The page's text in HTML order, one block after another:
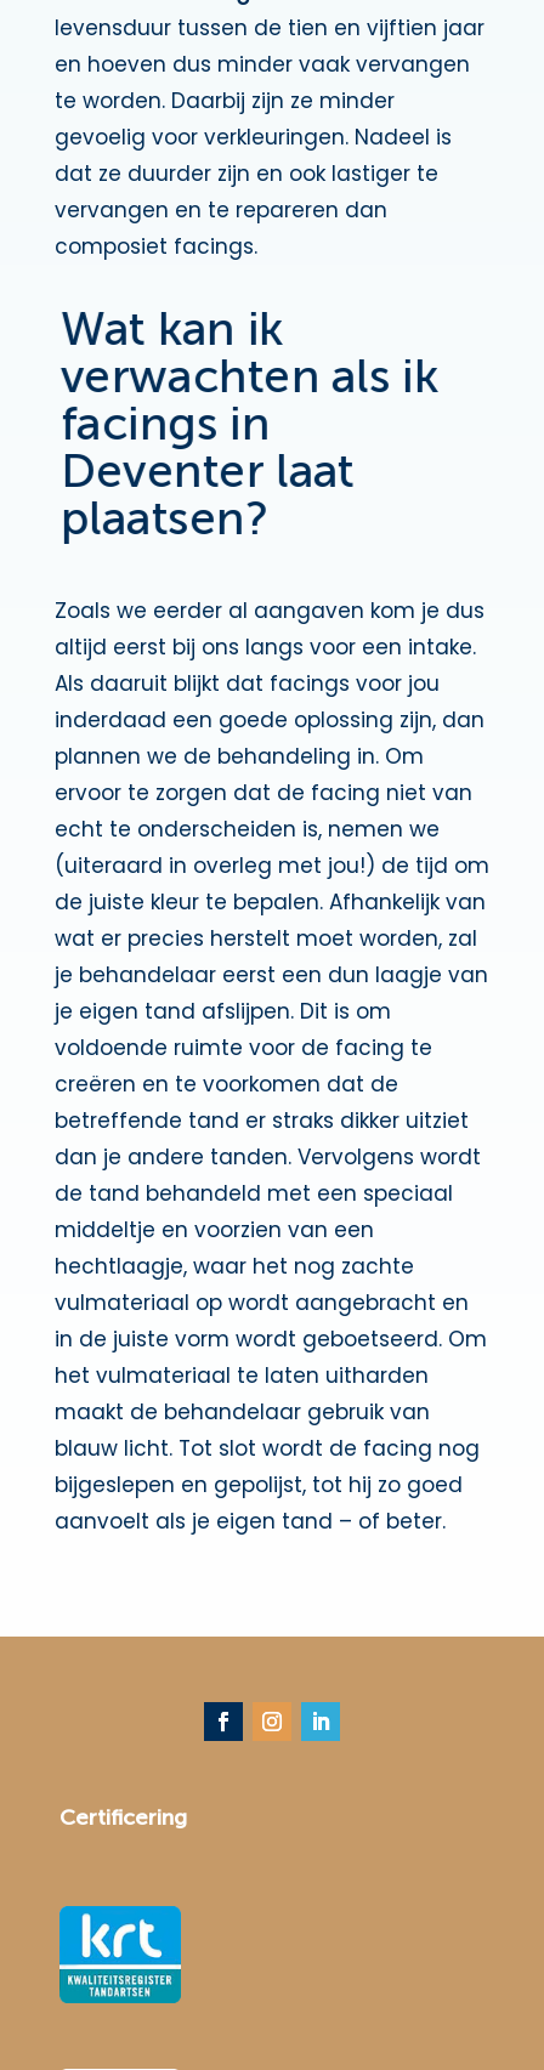
levensduur tussen de tien en vijftien jaar
en hoeven dus minder vaak vervangen
te worden. Daarbij zijn ze minder
gevoelig voor verkleuringen. Nadeel is
dat ze duurder zijn en ook lastiger te
vervangen en te repareren dan
composiet facings.
Wat kan ik
verwachten als ik
facings in
Deventer laat
plaatsen?
Zoals we eerder al aangaven kom je dus
altijd eerst bij ons langs voor een intake.
Als daaruit blijkt dat facings voor jou
inderdaad een goede oplossing zijn, dan
plannen we de behandeling in. Om
ervoor te zorgen dat de facing niet van
echt te onderscheiden is, nemen we
(uiteraard in overleg met jou!) de tijd om
de juiste kleur te bepalen. Afhankelijk van
wat er precies herstelt moet worden, zal
je behandelaar eerst een dun laagje van
je eigen tand afslijpen. Dit is om
voldoende ruimte voor de facing te
creëren en te voorkomen dat de
betreffende tand er straks dikker uitziet
dan je andere tanden. Vervolgens wordt
de tand behandeld met een speciaal
middeltje en voorzien van een
hechtlaagje, waar het nog zachte
vulmateriaal op wordt aangebracht en
in de juiste vorm wordt geboetseerd. Om
het vulmateriaal te laten uitharden
maakt de behandelaar gebruik van
blauw licht. Tot slot wordt de facing nog
bijgeslepen en gepolijst, tot hij zo goed
aanvoelt als je eigen tand – of beter.
Certificering